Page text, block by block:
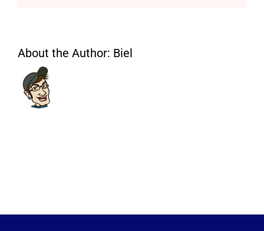
About the Author: Biel